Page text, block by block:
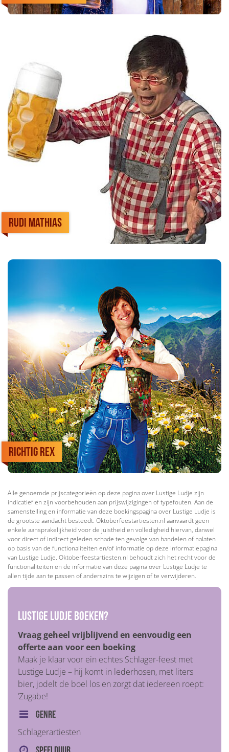
Rudi Mathias
Richtig Rex
Alle genoemde prijscategorieën op deze pagina over Lustige Ludje zijn
indicatief en zijn voorbehouden aan prijswijzigingen of typefouten. Aan de
samenstelling en informatie van deze boekingspagina over Lustige Ludje is
de grootste aandacht besteedt. Oktoberfeestartiesten.nl aanvaardt geen
enkele aansprakelijkheid voor de juistheid en volledigheid hiervan, danwel
voor direct of indirect geleden schade ten gevolge van handelen of nalaten
op basis van de functionaliteiten en/of informatie op deze informatiepagina
van Lustige Ludje. Oktoberfeestartiesten.nl behoudt zich het recht voor de
functionaliteiten en de informatie van deze pagina over Lustige Ludje te
allen tijde aan te passen of anderszins te wijzigen of te verwijderen.
Lustige Ludje boeken?
Vraag geheel vrijblijvend en eenvoudig een
offerte aan voor een boeking
Maak je klaar voor ein echtes Schlager-feest met
Lustige Ludje – hij komt in lederhosen, met liters
bier, jodelt de boel los en zorgt dat iedereen roept:
‘Zugabe!
Genre
Schlagerartiesten